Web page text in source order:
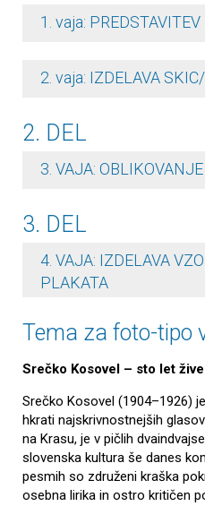
1. vaja:
2. vaja: IZDELAVA
2. DEL
3. VAJA:
3. DEL
4. VAJA: IZDELAVA
PLAKATA
Tema za foto-tipo
Srečko Kosovel – sto let
Srečko Kosovel (1904–1926)
hkrati najskrivnostnejših
na Krasu, je v pičlih
slovenska kultura še danes
pesmih so združeni kraška
osebna lirika in ostro kritičen